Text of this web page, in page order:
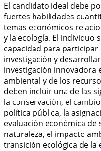
El candidato ideal debe
fuertes habilidades
temas económicos
y la ecología. El individuo
capacidad para
investigación y
investigación innovadora
ambiental y de los
deben incluir una de las
la conservación, el
política pública, la
evaluación económica de
naturaleza, el impacto
transición ecológica de la